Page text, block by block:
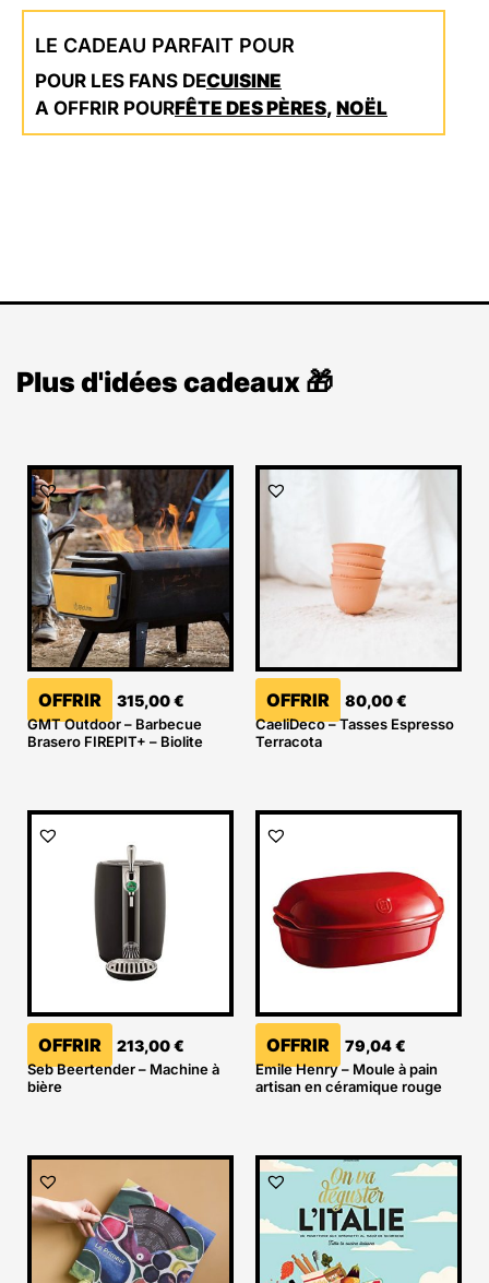
LE CADEAU PARFAIT POUR
POUR LES FANS DECUISINE
A OFFRIR POURFÊTE DES PÈRES, NOËL
Plus d'idées cadeaux 🎁
OFFRIR 315,00€
GMT Outdoor – Barbecue
Brasero FIREPIT+ – Biolite
OFFRIR 80,00€
CaeliDeco – Tasses Espresso
Terracota
OFFRIR 213,00€
Seb Beertender – Machine à
bière
OFFRIR 79,04€
Emile Henry – Moule à pain
artisan en céramique rouge